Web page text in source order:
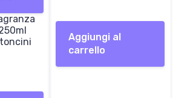
Aggiungi al
carrello